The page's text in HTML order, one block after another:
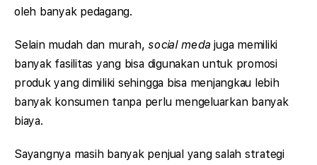
oleh banyak pedagang.
Selain mudah dan murah, social meda juga memiliki
banyak fasilitas yang bisa digunakan untuk promosi
produk yang dimiliki sehingga bisa menjangkau lebih
banyak konsumen tanpa perlu mengeluarkan banyak
biaya.
Sayangnya masih banyak penjual yang salah strategi